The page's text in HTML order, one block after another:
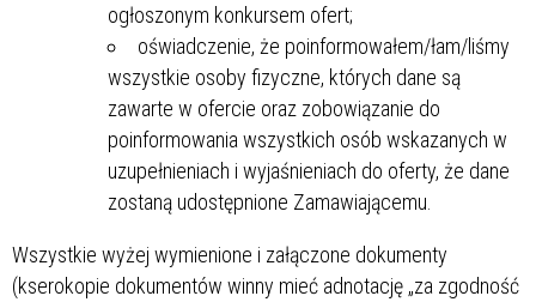
ogłoszonym konkursem ofert;
oświadczenie, że poinformowałem/łam/liśmy
wszystkie osoby fizyczne, których dane są
zawarte w ofercie oraz zobowiązanie do
poinformowania wszystkich osób wskazanych w
uzupełnieniach i wyjaśnieniach do oferty, że dane
zostaną udostępnione Zamawiającemu.
Wszystkie wyżej wymienione i załączone dokumenty
(kserokopie dokumentów winny mieć adnotację „za zgodność